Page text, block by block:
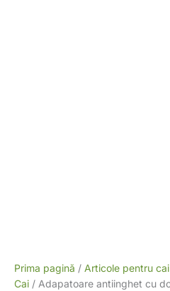
Prima pagină / Articole pentru cai
Cai / Adapatoare antiinghet cu